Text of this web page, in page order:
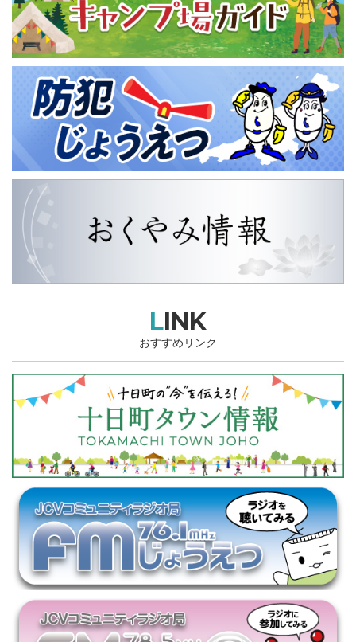
LINK
おすすめリンク